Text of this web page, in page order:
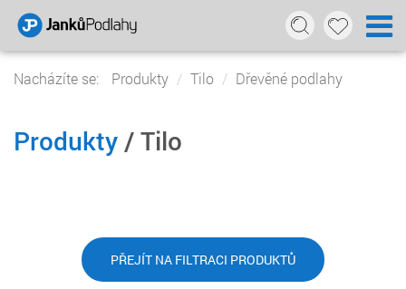
Nacházíte se: Produkty Tilo Dřevěné podlahy
Produkty / Tilo
PŘEJÍT NA FILTRACI PRODUKTŮ